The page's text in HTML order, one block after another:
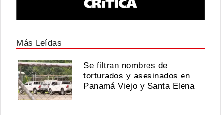
Más Leídas
Se filtran nombres de
torturados y asesinados en
Panamá Viejo y Santa Elena